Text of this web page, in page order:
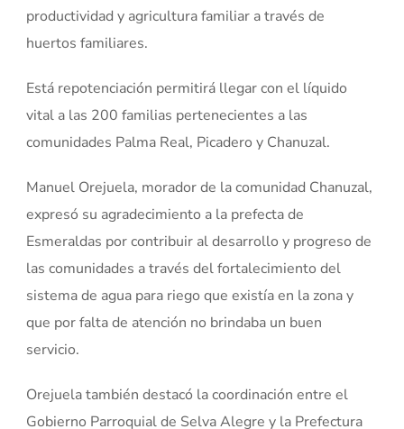
productividad y agricultura familiar a través de
huertos familiares.
Está repotenciación permitirá llegar con el líquido
vital a las 200 familias pertenecientes a las
comunidades Palma Real, Picadero y Chanuzal.
Manuel Orejuela, morador de la comunidad Chanuzal,
expresó su agradecimiento a la prefecta de
Esmeraldas por contribuir al desarrollo y progreso de
las comunidades a través del fortalecimiento del
sistema de agua para riego que existía en la zona y
que por falta de atención no brindaba un buen
servicio.
Orejuela también destacó la coordinación entre el
Gobierno Parroquial de Selva Alegre y la Prefectura